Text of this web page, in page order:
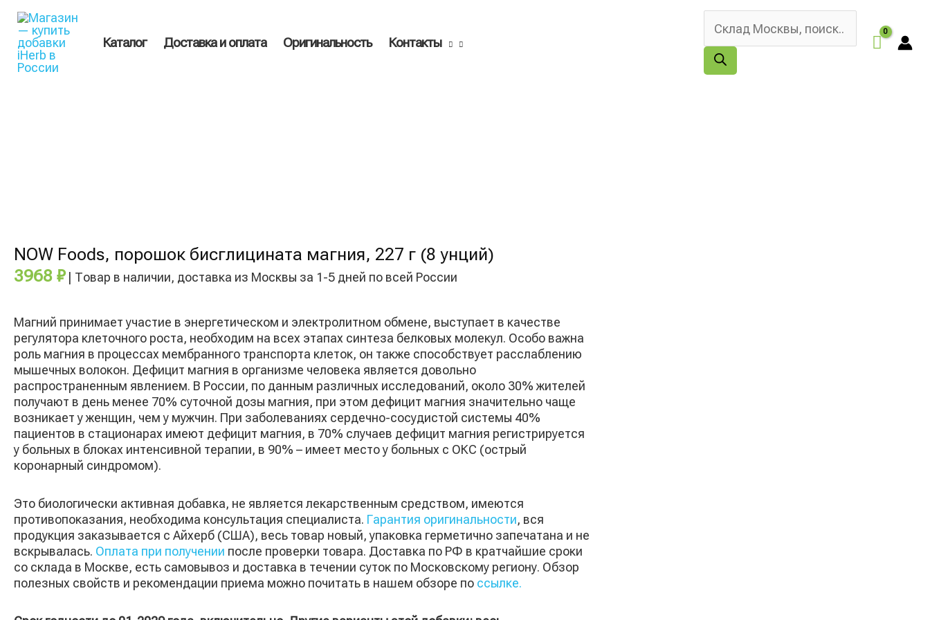
содержимому
Каталог Доставка и оплата Оригинальность Контакты
Поиск
товаров
NOW Foods, порошок бисглицината магния, 227 г (8 унций)
3968 ₽ | Товар в наличии, доставка из Москвы за 1-5 дней по всей России
Магний принимает участие в энергетическом и электролитном обмене, выступает в качестве
регулятора клеточного роста, необходим на всех этапах синтеза белковых молекул. Особо важна
роль магния в процессах мембранного транспорта клеток, он также способствует расслаблению
мышечных волокон. Дефицит магния в организме человека является довольно
распространенным явлением. В России, по данным различных исследований, около 30% жителей
получают в день менее 70% суточной дозы магния, при этом дефицит магния значительно чаще
возникает у женщин, чем у мужчин. При заболеваниях сердечно-сосудистой системы 40%
пациентов в стационарах имеют дефицит магния, в 70% случаев дефицит магния регистрируется
у больных в блоках интенсивной терапии, в 90% – имеет место у больных с ОКС (острый
коронарный синдромом).
Это биологически активная добавка, не является лекарственным средством, имеются
противопоказания, необходима консультация специалиста. Гарантия оригинальности, вся
продукция заказывается с Айхерб (США), весь товар новый, упаковка герметично запечатана и не
вскрывалась. Оплата при получении после проверки товара. Доставка по РФ в кратчайшие сроки
со склада в Москве, есть самовывоз и доставка в течении суток по Московскому региону. Обзор
полезных свойств и рекомендации приема можно почитать в нашем обзоре по ссылке.
унций)
товаров